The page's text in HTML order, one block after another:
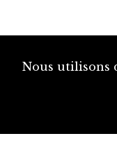
Nous utilisons